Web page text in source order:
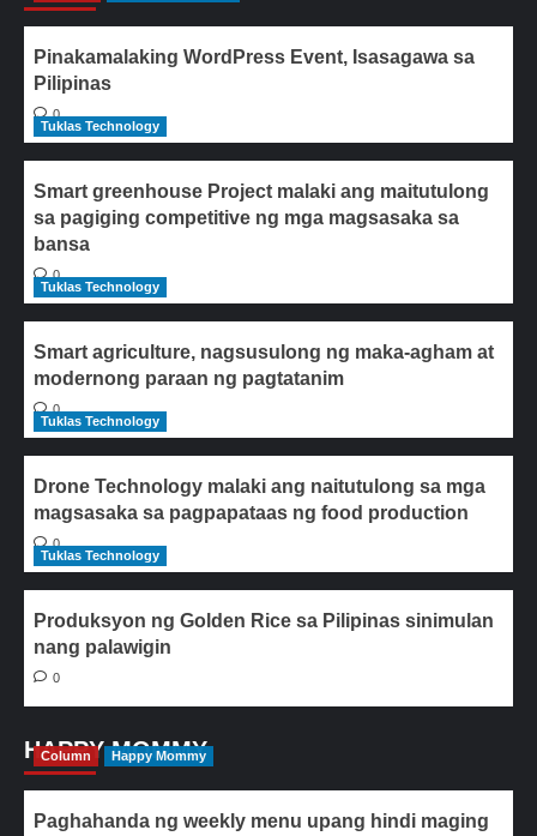
Pinakamalaking WordPress Event, Isasagawa sa
Pilipinas
0
Tuklas Technology
Smart greenhouse Project malaki ang maitutulong
sa pagiging competitive ng mga magsasaka sa
bansa
0
Tuklas Technology
Smart agriculture, nagsusulong ng maka-agham at
modernong paraan ng pagtatanim
0
Tuklas Technology
Drone Technology malaki ang naitutulong sa mga
magsasaka sa pagpapataas ng food production
0
Tuklas Technology
Produksyon ng Golden Rice sa Pilipinas sinimulan
nang palawigin
0
HAPPY MOMMY
Column Happy Mommy
Paghahanda ng weekly menu upang hindi maging